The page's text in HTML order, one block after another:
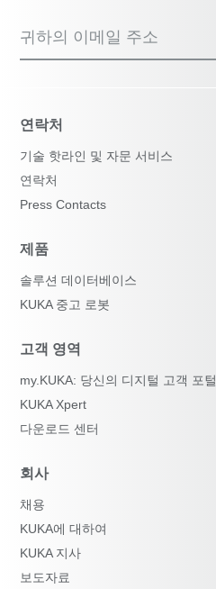
귀하의 이메일 주소
연락처
기술 핫라인 및 자문 서비스
연락처
Press Contacts
제품
솔루션 데이터베이스
KUKA 중고 로봇
고객 영역
my.KUKA: 당신의 디지털 고객 포털
KUKA Xpert
다운로드 센터
회사
채용
KUKA에 대하여
KUKA 지사
보도자료